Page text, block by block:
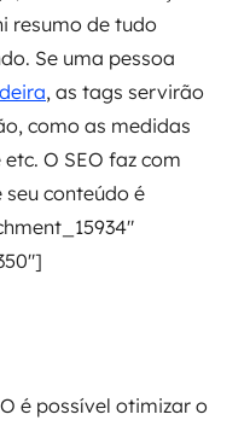
resumo de tudo
Se uma pessoa
, as tags servirão
como as medidas
O SEO faz com
seu conteúdo é
é possível otimizar o